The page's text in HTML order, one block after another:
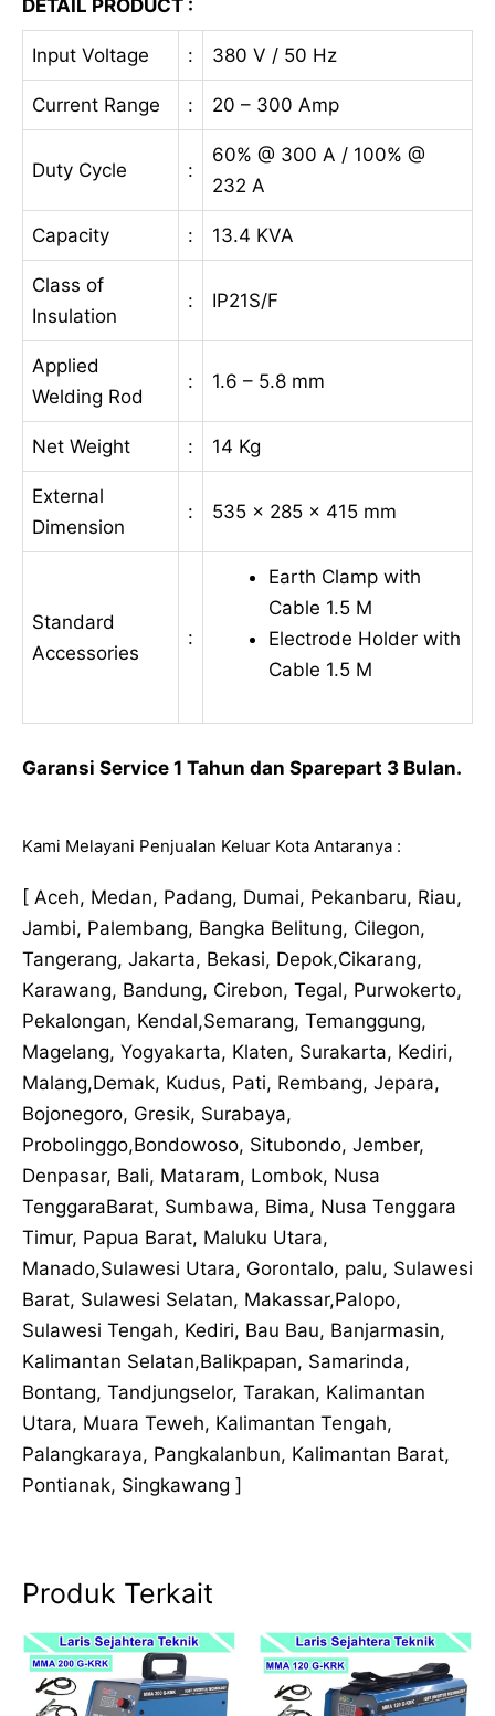
DETAIL PRODUCT :
Input Voltage : 380 V / 50 Hz
Current Range : 20 – 300 Amp
Duty Cycle :
60% @ 300 A / 100% @
232 A
Capacity : 13.4 KVA
Class of
Insulation
: IP21S/F
Applied
Welding Rod
: 1.6 – 5.8 mm
Net Weight : 14 Kg
External
Dimension
: 535 x 285 x 415 mm
Standard
Accessories
:
Earth Clamp with
Cable 1.5 M
Electrode Holder with
Cable 1.5 M
Garansi Service 1 Tahun dan Sparepart 3 Bulan.
Kami Melayani Penjualan Keluar Kota Antaranya :
[ Aceh, Medan, Padang, Dumai, Pekanbaru, Riau,
Jambi, Palembang, Bangka Belitung, Cilegon,
Tangerang, Jakarta, Bekasi, Depok,Cikarang,
Karawang, Bandung, Cirebon, Tegal, Purwokerto,
Pekalongan, Kendal,Semarang, Temanggung,
Magelang, Yogyakarta, Klaten, Surakarta, Kediri,
Malang,Demak, Kudus, Pati, Rembang, Jepara,
Bojonegoro, Gresik, Surabaya,
Probolinggo,Bondowoso, Situbondo, Jember,
Denpasar, Bali, Mataram, Lombok, Nusa
TenggaraBarat, Sumbawa, Bima, Nusa Tenggara
Timur, Papua Barat, Maluku Utara,
Manado,Sulawesi Utara, Gorontalo, palu, Sulawesi
Barat, Sulawesi Selatan, Makassar,Palopo,
Sulawesi Tengah, Kediri, Bau Bau, Banjarmasin,
Kalimantan Selatan,Balikpapan, Samarinda,
Bontang, Tandjungselor, Tarakan, Kalimantan
Utara, Muara Teweh, Kalimantan Tengah,
Palangkaraya, Pangkalanbun, Kalimantan Barat,
Pontianak, Singkawang ]
Produk Terkait